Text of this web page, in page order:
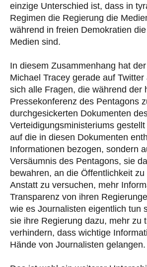
einzige Unterschied ist, dass in
Regimen die Regierung die
während in freien Demokratien
Medien sind.
In diesem Zusammenhang hat
Michael Tracey gerade auf
sich alle Fragen, die während der
Pressekonferenz des Pentagons
durchgesickerten Dokumenten
Verteidigungsministeriums
auf die in diesen Dokumenten
Informationen bezogen, sondern
Versäumnis des Pentagons, sie
bewahren, an die Öffentlichkeit zu
Anstatt zu versuchen, mehr
Transparenz von ihren
wie es Journalisten eigentlich tun
sie ihre Regierung dazu, mehr zu
verhindern, dass wichtige
Hände von Journalisten gelangen.